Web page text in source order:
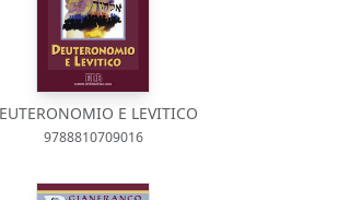
E LEVITICO
9788810709016